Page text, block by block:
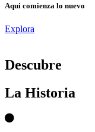
Aqui comienza lo nuevo
Explora
Descubre
La Historia